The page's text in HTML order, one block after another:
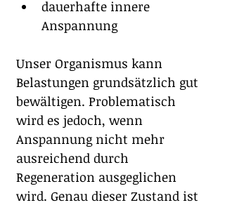
dauerhafte innere
Anspannung
Unser Organismus kann
Belastungen grundsätzlich gut
bewältigen. Problematisch
wird es jedoch, wenn
Anspannung nicht mehr
ausreichend durch
Regeneration ausgeglichen
wird. Genau dieser Zustand ist